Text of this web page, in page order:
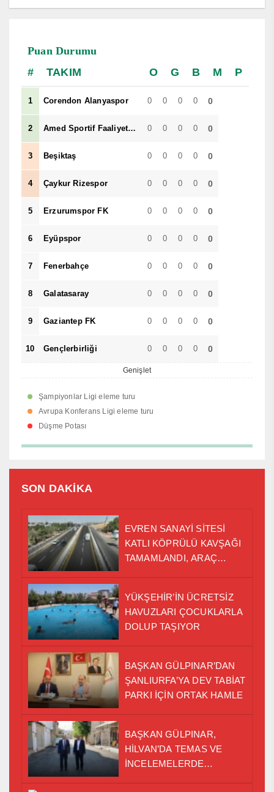
Puan Durumu
TAKIM
O G B M P
1 Corendon Alanyaspor 0 0 0 0 0
2 Amed Sportif Faaliyetler 0 0 0 0 0
3 Beşiktaş 0 0 0 0 0
4 Çaykur Rizespor 0 0 0 0 0
5 Erzurumspor FK 0 0 0 0 0
6 Eyüpspor 0 0 0 0 0
7 Fenerbahçe 0 0 0 0 0
8 Galatasaray 0 0 0 0 0
9 Gaziantep FK 0 0 0 0 0
10 Gençlerbirliği 0 0 0 0 0
Genişlet
Şampiyonlar Ligi eleme turu
Avrupa Konferans Ligi eleme turu
Düşme Potası
SON DAKİKA
EVREN SANAYİ SİTESİ
KATLI KÖPRÜLÜ KAVŞAĞI
TAMAMLANDI, ARAÇ
YÜKŞEHİR’İN ÜCRETSİZ
HAVUZLARI ÇOCUKLARLA
DOLUP TAŞIYOR
BAŞKAN GÜLPINAR’DAN
ŞANLIURFA’YA DEV TABİAT
PARKI İÇİN ORTAK HAMLE
BAŞKAN GÜLPINAR,
HİLVAN’DA TEMAS VE
İNCELEMELERDE